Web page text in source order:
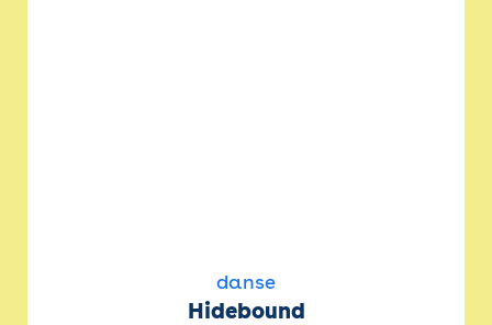
danse
Hidebound